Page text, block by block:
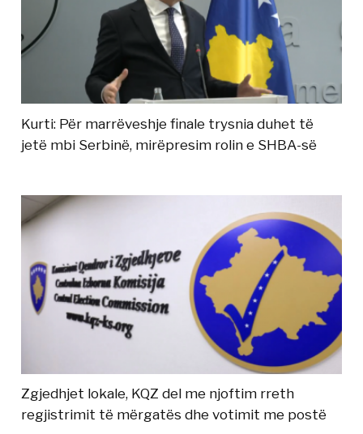
Kurti: Për marrëveshje finale trysnia duhet të
jetë mbi Serbinë, mirëpresim rolin e SHBA-së
Zgjedhjet lokale, KQZ del me njoftim rreth
regjistrimit të mërgatës dhe votimit me postë